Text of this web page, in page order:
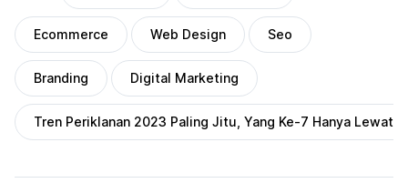
Ecommerce Web Design Seo
Branding Digital Marketing
Tren Periklanan 2023 Paling Jitu, Yang Ke-7 Hanya Lewat